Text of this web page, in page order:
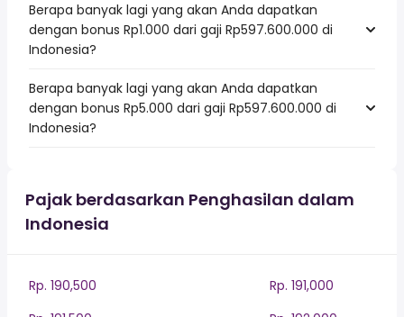
Berapa banyak lagi yang akan Anda dapatkan
dengan bonus Rp1.000 dari gaji Rp597.600.000 di
Indonesia?
Berapa banyak lagi yang akan Anda dapatkan
dengan bonus Rp5.000 dari gaji Rp597.600.000 di
Indonesia?
Pajak berdasarkan Penghasilan dalam
Indonesia
Rp. 190,500
Rp. 191,000